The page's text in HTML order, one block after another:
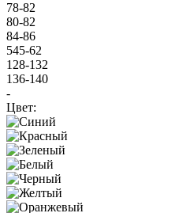
78-82
80-82
84-86
545-62
128-132
136-140
-
Цвет: